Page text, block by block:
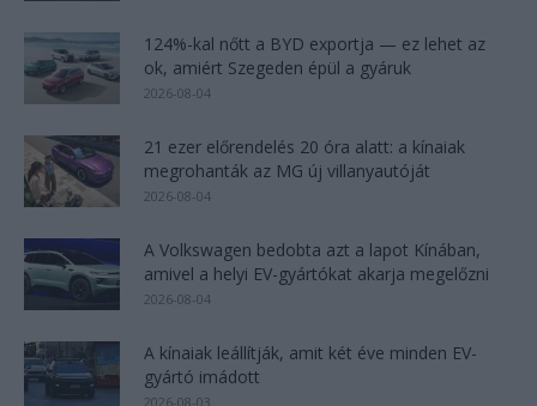
124%-kal nőtt a BYD exportja — ez lehet az
ok, amiért Szegeden épül a gyáruk
2026-08-04
21 ezer előrendelés 20 óra alatt: a kínaiak
megrohanták az MG új villanyautóját
2026-08-04
A Volkswagen bedobta azt a lapot Kínában,
amivel a helyi EV-gyártókat akarja megelőzni
2026-08-04
A kínaiak leállítják, amit két éve minden EV-
gyártó imádott
2026-08-03